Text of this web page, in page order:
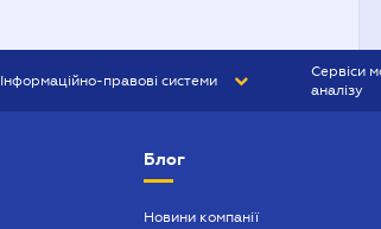
Інформаційно-правові системи
Сервіси
аналізу
Блог
Новини компанії